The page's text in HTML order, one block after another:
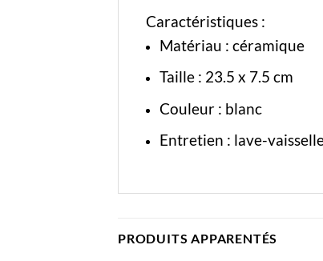
Caractéristiques :
Matériau : céramique
Taille : 23.5 x 7.5 cm
Couleur : blanc
Entretien : lave-
PRODUITS APPARENTÉS